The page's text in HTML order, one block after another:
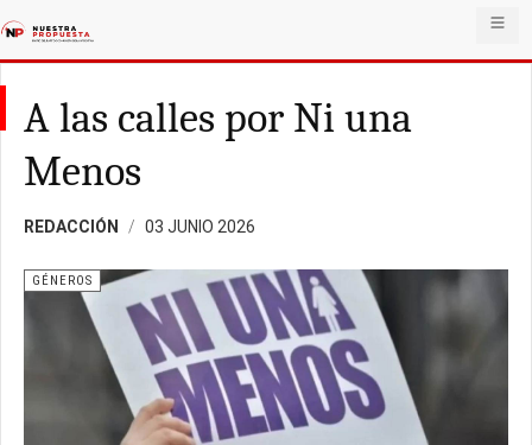
A las calles por Ni una
Menos
REDACCIÓN 03 JUNIO 2026
GÉNEROS